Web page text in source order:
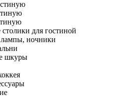
для гостиной
ночники
шкуры